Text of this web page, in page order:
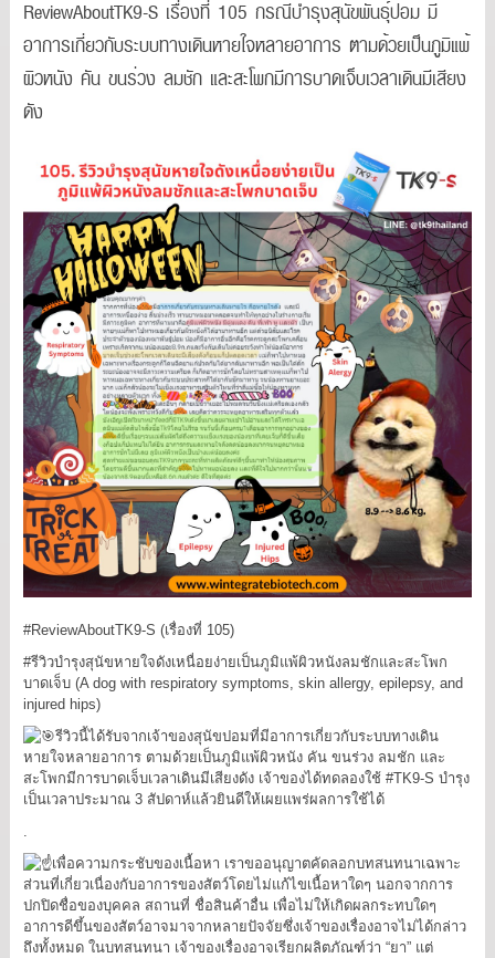
ReviewAboutTK9-S เรื่องที่ 105 กรณีบำรุงสุนัขพันธุ์ปอม มี
อาการเกี่ยวกับระบบทางเดินหายใจหลายอาการ ตามด้วยเป็นภูมิแพ้
ผิวหนัง คัน ขนร่วง ลมชัก และสะโพกมีการบาดเจ็บเวลาเดินมีเสียง
ดัง
#ReviewAboutTK9-S (เรื่องที่ 105)
#รีวิวบำรุงสุนัขหายใจดังเหนื่อยง่ายเป็นภูมิแพ้ผิวหนังลมชักและสะโพก
บาดเจ็บ(A dog with respiratory symptoms, skin allergy, epilepsy, and
injured hips)
รีวิวนี้ได้รับจากเจ้าของสุนัขปอมที่มีอาการเกี่ยวกับระบบทางเดิน
หายใจหลายอาการ ตามด้วยเป็นภูมิแพ้ผิวหนัง คัน ขนร่วง ลมชัก และ
สะโพกมีการบาดเจ็บเวลาเดินมีเสียงดัง เจ้าของได้ทดลองใช้ #TK9-S บำรุง
เป็นเวลาประมาณ 3 สัปดาห์แล้วยินดีให้เผยแพร่ผลการใช้ได้
เพื่อความกระชับของเนื้อหา เราขออนุญาตคัดลอกบทสนทนาเฉพาะ
ส่วนที่เกี่ยวเนื่องกับอาการของสัตว์โดยไม่แก้ไขเนื้อหาใดๆ นอกจากการ
ปกปิดชื่อของบุคคล สถานที่ ชื่อสินค้าอื่น เพื่อไม่ให้เกิดผลกระทบใดๆ
อาการดีขึ้นของสัตว์อาจมาจากหลายปัจจัยซึ่งเจ้าของเรื่องอาจไม่ได้กล่าว
ถึงทั้งหมด ในบทสนทนา เจ้าของเรื่องอาจเรียกผลิตภัณฑ์ว่า “ยา” แต่